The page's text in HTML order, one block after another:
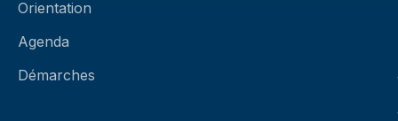
Orientation
Agenda
Démarches